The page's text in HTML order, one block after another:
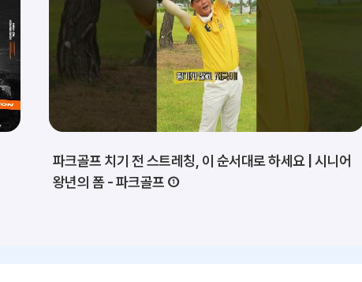
파크골프 치기 전 스트레칭, 이 순서대로 하세요 | 시니어
왕년의 폼 - 파크골프 ①